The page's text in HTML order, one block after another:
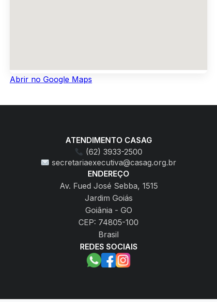
Abrir no Google Maps
ATENDIMENTO CASAG
(62) 3933-2500
secretariaexecutiva@casag.org.br
ENDEREÇO
Av. Fued José Sebba, 1515
Jardim Goiás
Goiânia - GO
CEP: 74805-100
Brasil
REDES SOCIAIS